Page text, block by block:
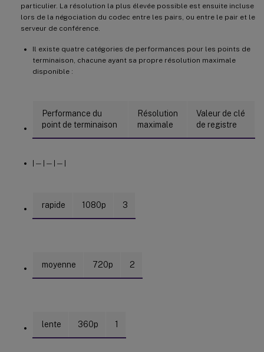
particulier. La résolution la plus élevée possible est ensuite incluse
lors de la négociation du codec entre les pairs, ou entre le pair et le
serveur de conférence.
Il existe quatre catégories de performances pour les points de
terminaison, chacune ayant sa propre résolution maximale
disponible :
Performance du
point de terminaison
Résolution
maximale
Valeur de clé
de registre
| — | — | — |
rapide 1080p 3
moyenne 720p 2
lente 360p 1